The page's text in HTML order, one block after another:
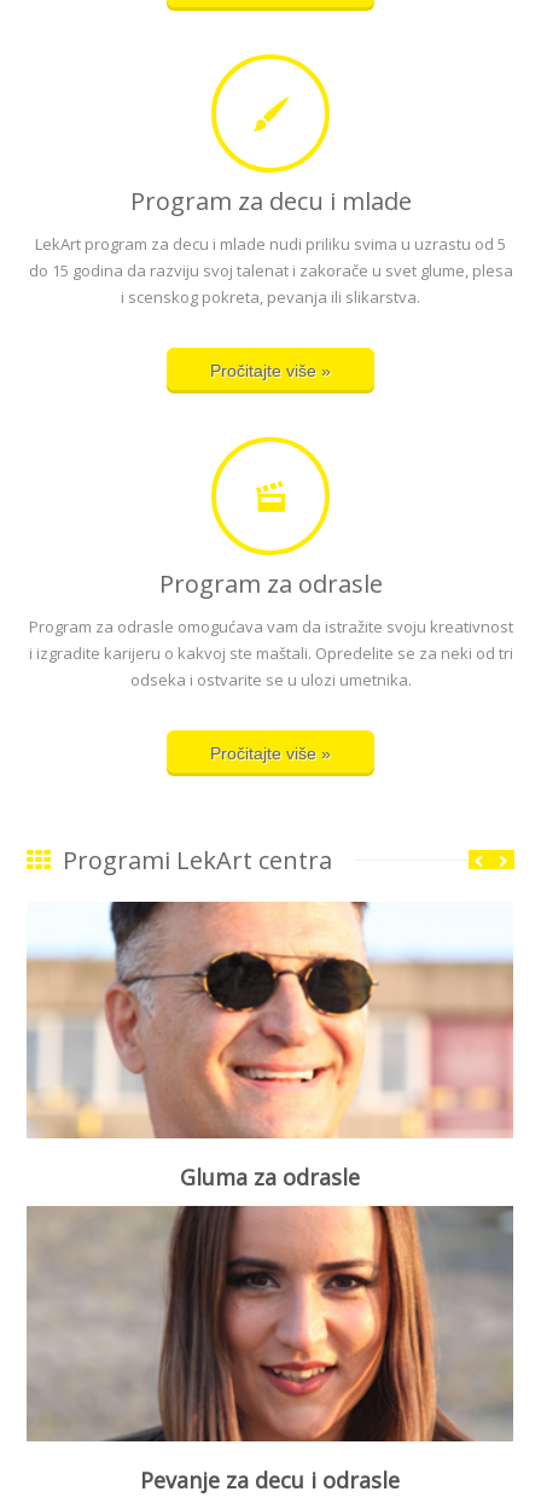
Program za decu i mlade
LekArt program za decu i mlade nudi priliku svima u uzrastu od 5
do 15 godina da razviju svoj talenat i zakorače u svet glume, plesa
i scenskog pokreta, pevanja ili slikarstva.
Pročitajte više »
Program za odrasle
Program za odrasle omogućava vam da istražite svoju kreativnost
i izgradite karijeru o kakvoj ste maštali. Opredelite se za neki od tri
odseka i ostvarite se u ulozi umetnika.
Pročitajte više »
Programi LekArt centra
Gluma za odrasle
Pevanje za decu i odrasle